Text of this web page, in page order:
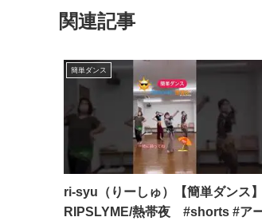
関連記事
簡単ダンス
ri-syu（りーしゅ）【簡単ダンス】
RIPSLYME/熱帯夜 #shorts #ア